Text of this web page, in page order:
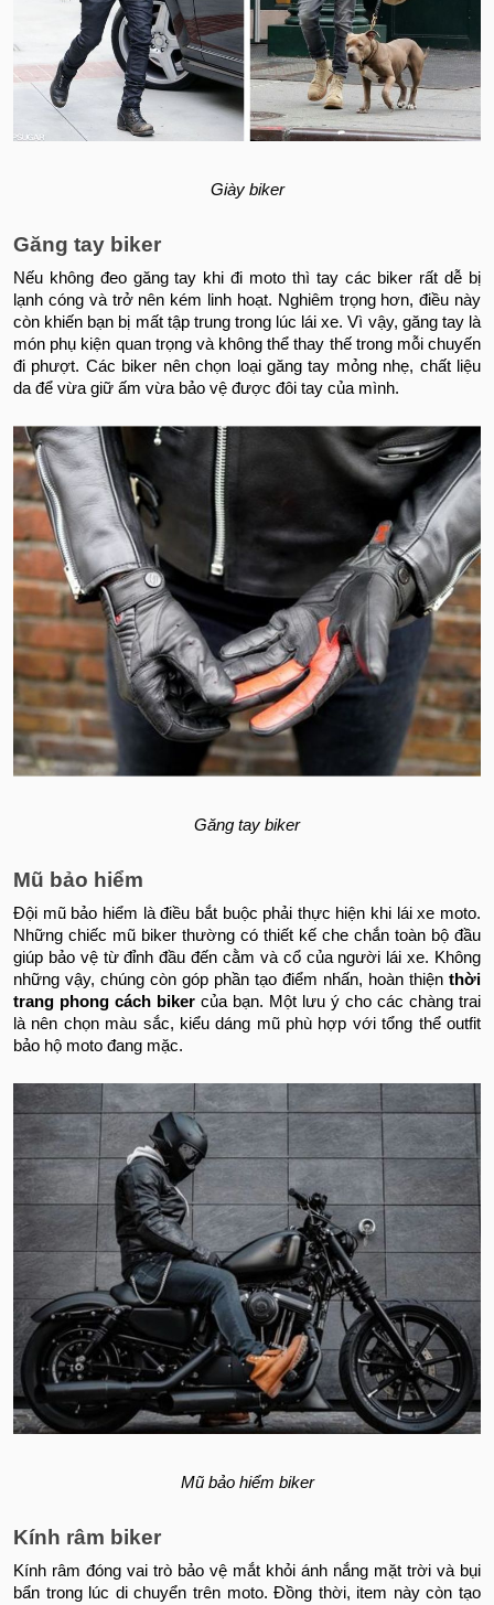
Giày biker
Găng tay biker
Nếu không đeo găng tay khi đi moto thì tay các biker rất dễ bị
lạnh cóng và trở nên kém linh hoạt. Nghiêm trọng hơn, điều này
còn khiến bạn bị mất tập trung trong lúc lái xe. Vì vậy, găng tay là
món phụ kiện quan trọng và không thể thay thế trong mỗi chuyến
đi phượt. Các biker nên chọn loại găng tay mỏng nhẹ, chất liệu
da để vừa giữ ấm vừa bảo vệ được đôi tay của mình.
Găng tay biker
Mũ bảo hiểm
Đội mũ bảo hiểm là điều bắt buộc phải thực hiện khi lái xe moto.
Những chiếc mũ biker thường có thiết kế che chắn toàn bộ đầu
giúp bảo vệ từ đỉnh đầu đến cằm và cổ của người lái xe. Không
những vậy, chúng còn góp phần tạo điểm nhấn, hoàn thiện thời
trang phong cách biker của bạn. Một lưu ý cho các chàng trai
là nên chọn màu sắc, kiểu dáng mũ phù hợp với tổng thể outfit
bảo hộ moto đang mặc.
Mũ bảo hiểm biker
Kính râm biker
Kính râm đóng vai trò bảo vệ mắt khỏi ánh nắng mặt trời và bụi
bẩn trong lúc di chuyển trên moto. Đồng thời, item này còn tạo